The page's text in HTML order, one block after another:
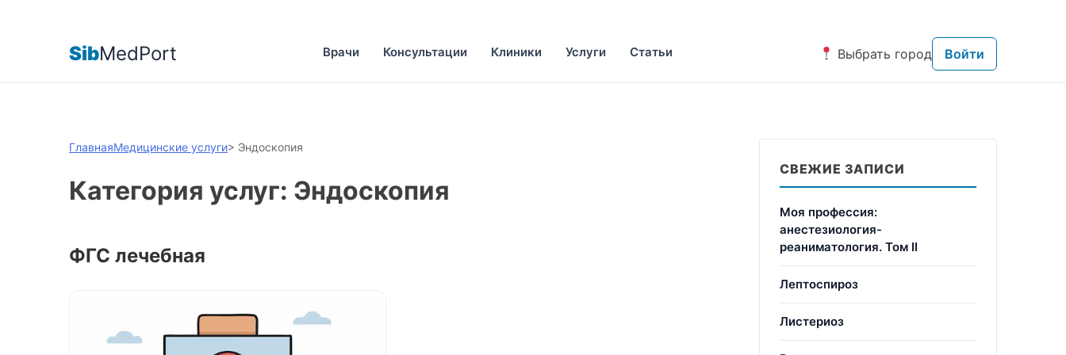
SibMedPort Врачи Консультации Клиники Услуги Статьи Выбрать город Войти
ГлавнаяМедицинские услуги> Эндоскопия
Категория услуг: Эндоскопия
ФГС лечебная
СВЕЖИЕ ЗАПИСИ
Моя профессия:
анестезиология-
реаниматология. Том II
Лептоспироз
Листериоз